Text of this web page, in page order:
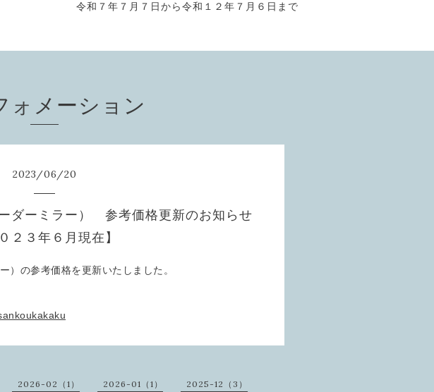
令和７年７月７日から令和１２年７月６日まで
ォメーション
2023/06/20
ダーミラー） 参考価格更新のお知らせ
２３年６月現在】
）の参考価格を更新いたしました。
2026-02（1） 2026-01（1） 2025-12（3）